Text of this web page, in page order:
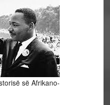
së Afrikano-